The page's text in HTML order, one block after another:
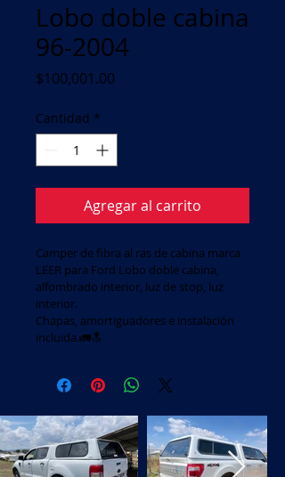
Lobo doble cabina
96-2004
$100,001.00
Cantidad *
Agregar al carrito
Camper de fibra al ras de cabina marca
LEER para Ford Lobo doble cabina,
alfombrado interior, luz de stop, luz
interior.
Chapas, amortiguadores e instalación
incluida.🚛🔝